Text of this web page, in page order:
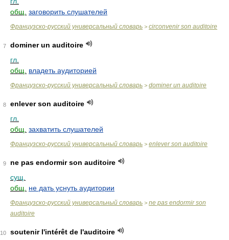
общ. заговорить слушателей
Французско-русский универсальный словарь > circonvenir son auditoire
7
dominer un auditoire
гл.
общ.
владеть аудиторией
Французско-русский универсальный словарь > dominer un auditoire
8
enlever son auditoire
гл.
общ. захватить слушателей
Французско-русский универсальный словарь > enlever son auditoire
9
ne pas endormir son auditoire
сущ.
общ.
не дать уснуть аудитории
Французско-русский универсальный словарь > ne pas endormir son
auditoire
10
soutenir l'intérêt de l'auditoire